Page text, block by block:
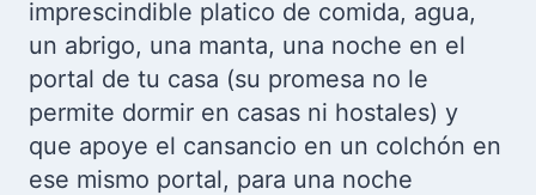
imprescindible platico de comida, agua,
un abrigo, una manta, una noche en el
portal de tu casa (su promesa no le
permite dormir en casas ni hostales) y
que apoye el cansancio en un colchón en
ese mismo portal, para una noche